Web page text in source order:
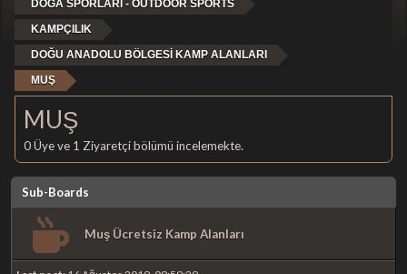
DOĞA SPORLARI - OUTDOOR SPORTS
KAMPÇILIK
DOĞU ANADOLU BÖLGESİ KAMP ALANLARI
MUŞ
MUŞ
0 Üye ve 1 Ziyaretçi bölümü incelemekte.
Sub-Boards
Muş Ücretsiz Kamp Alanları